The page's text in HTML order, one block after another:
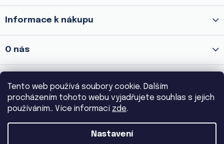
Tento web používá soubory cookie. Dalším
procházením tohoto webu vyjadřujete souhlas s jejich
používáním.. Více informací zde.
Nastavení
p
aInformace k nákupu
O nás
Prodejna Praha 3 - Žižkov
VENTILA.CZ . Všechna práva vyhrazena.